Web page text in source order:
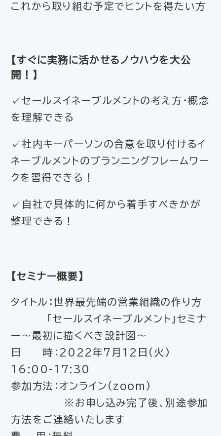
これから取り組む予定でヒントを得たい方
【すぐに実務に活かせるノウハウを大公
開！】
✓セールスイネーブルメントの考え方・概念
を理解できる
✓社内キーパーソンの合意を取り付けるイ
ネーブルメントのプランニングフレームワー
クを習得できる！
✓自社で具体的に何から着手すべきかが
整理できる！
【セミナー概要】
タイトル：世界最先端の営業組織の作り方
「セールスイネーブルメント」セミナ
ー～最初に描くべき設計図～
日 時：2022年7月12日(火)
16:00-17:30
参加方法：オンライン(zoom)
※お申し込み完了後、別途参加
方法をご連絡いたします